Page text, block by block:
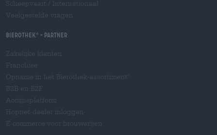
Bierothek - Partner